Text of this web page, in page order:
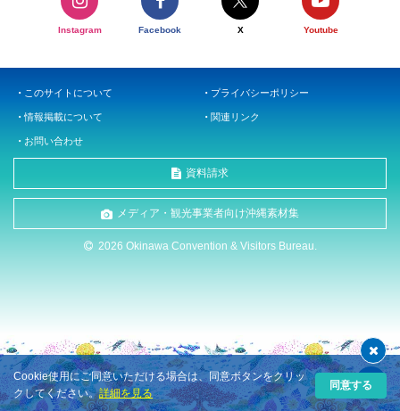
Instagram Facebook X Youtube
このサイトについて プライバシーポリシー
情報掲載について 関連リンク
お問い合わせ
資料請求
メディア・観光事業者向け沖縄素材集
2026 Okinawa Convention & Visitors Bureau.
Cookie使用にご同意いただける場合は、同意ボタンをクリッ
クしてください。詳細を見る
同意する